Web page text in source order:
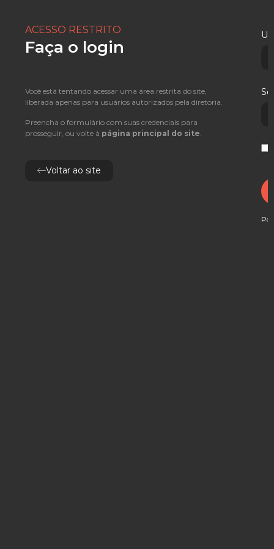
ACESSO RESTRITO
Faça o login
Você está tentando acessar uma área restrita do site,
liberada apenas para usuários autorizados pela diretoria.
Preencha o formulário com suas credenciais para
prosseguir, ou volte à página principal do site
Voltar ao site